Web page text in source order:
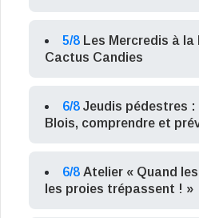
5/8 Les Mercredis à
Cactus Candies
6/8 Jeudis pédestres
Blois, comprendre et
6/8 Atelier « Quand
les proies trépassent ! »